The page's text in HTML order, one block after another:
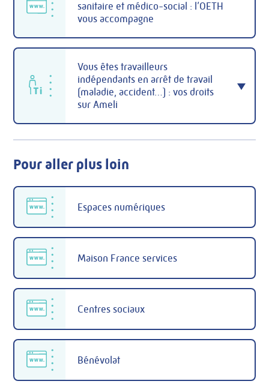
sanitaire et médico-social : l’OETH
vous accompagne
Vous êtes travailleurs
indépendants en arrêt de travail
(maladie, accident…) : vos droits
sur Ameli
Pour aller plus loin
Espaces numériques
Maison France services
Centres sociaux
Bénévolat